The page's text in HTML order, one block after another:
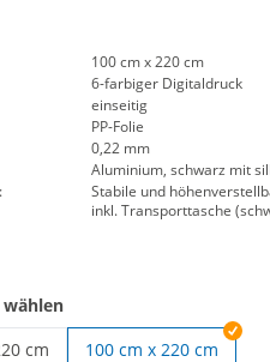
100 cm x 220 cm
6-farbiger Digitaldruck
einseitig
PP-Folie
0,22 mm
Aluminium, schwarz mit
Stabile und
inkl. Transporttasche
cm
100 cm x 220 cm